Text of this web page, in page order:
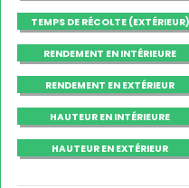
TEMPS DE RÉCOLTE (EXTÉRIEUR)
RENDEMENT EN INTÉRIEURE
RENDEMENT EN EXTÉRIEUR
HAUTEUR EN INTÉRIEURE
HAUTEUR EN EXTÉRIEUR